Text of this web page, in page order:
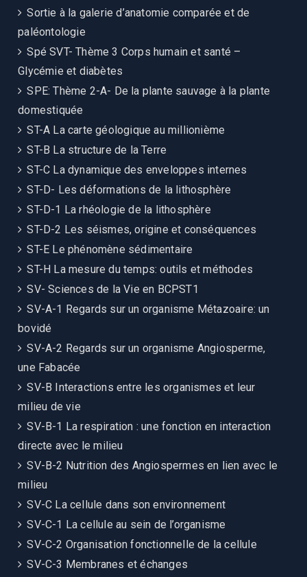
Sortie à la galerie d’anatomie comparée et de
paléontologie
Spé SVT- Thème 3 Corps humain et santé –
Glycémie et diabètes
SPE: Thème 2-A- De la plante sauvage à la plante
domestiquée
ST-A La carte géologique au millionième
ST-B La structure de la Terre
ST-C La dynamique des enveloppes internes
ST-D- Les déformations de la lithosphère
ST-D-1 La rhéologie de la lithosphère
ST-D-2 Les séismes, origine et conséquences
ST-E Le phénomène sédimentaire
ST-H La mesure du temps: outils et méthodes
SV- Sciences de la Vie en BCPST1
SV-A-1 Regards sur un organisme Métazoaire: un
bovidé
SV-A-2 Regards sur un organisme Angiosperme,
une Fabacée
SV-B Interactions entre les organismes et leur
milieu de vie
SV-B-1 La respiration : une fonction en interaction
directe avec le milieu
SV-B-2 Nutrition des Angiospermes en lien avec le
milieu
SV-C La cellule dans son environnement
SV-C-1 La cellule au sein de l’organisme
SV-C-2 Organisation fonctionnelle de la cellule
SV-C-3 Membranes et échanges